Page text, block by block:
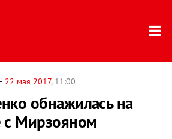
22 мая 2017, 11:00
обнажилась на
с Мирзояном